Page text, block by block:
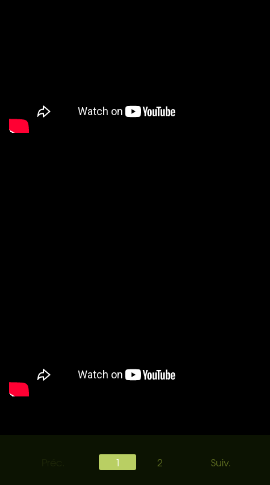
1 2 Suiv.